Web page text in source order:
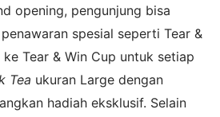
opening, pengunjung bisa
spesial seperti Tear &
ke Tear & Win Cup untuk setiap
Tea ukuran Large dengan
hadiah eksklusif. Selain